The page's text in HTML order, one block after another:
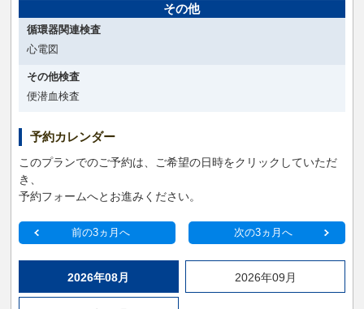
その他
循環器関連検査
心電図
その他検査
便潜血検査
予約カレンダー
このプランでのご予約は、ご希望の日時をクリックしていただ
き、
予約フォームへとお進みください。
前の3ヵ月へ 次の3ヵ月へ
2026年08月 2026年09月